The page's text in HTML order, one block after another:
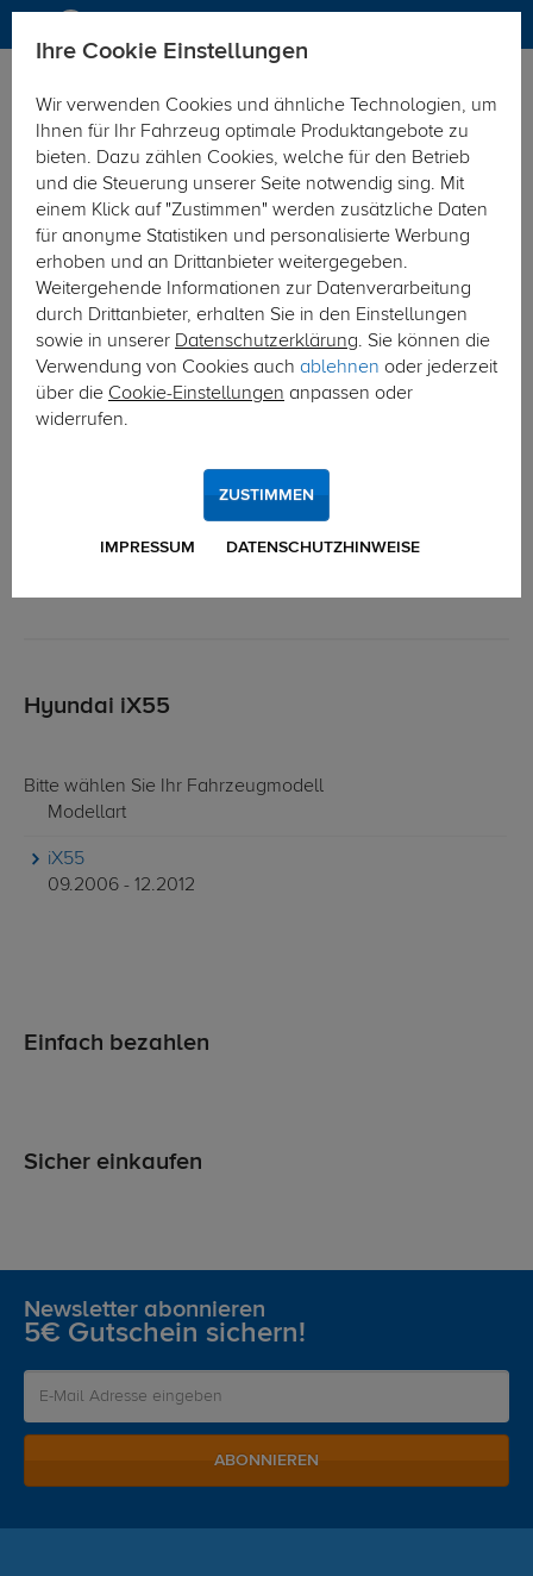
MODELÜBERSICHT
PKW-Kupplungskonfigurator
Umgebung und ermöglicht ein unbeschwertes
1
Hersteller
2
Modell
3
Anhängerkupplung und Elektrosatz für den
Hyundai iX55 finden.
Hyundai iX55
Bitte wählen Sie Ihr Fahrzeugmodell
Modellart
iX55
09.2006 - 12.2012
Einfach bezahlen
Sicher einkaufen
Newsletter abonnieren
5€ Gutschein sichern!
ABONNIEREN
Ihre Cookie Einstellungen
Wir verwenden Cookies und ähnliche Technologien, um
Ihnen für Ihr Fahrzeug optimale Produktangebote zu
bieten. Dazu zählen Cookies, welche für den Betrieb
und die Steuerung unserer Seite notwendig sing. Mit
einem Klick auf "Zustimmen" werden zusätzliche Daten
für anonyme Statistiken und personalisierte Werbung
erhoben und an Drittanbieter weitergegeben.
Weitergehende Informationen zur Datenverarbeitung
durch Drittanbieter, erhalten Sie in den Einstellungen
sowie in unserer Datenschutzerklärung. Sie können die
Verwendung von Cookies auch ablehnen oder jederzeit
über die Cookie-Einstellungen anpassen oder
widerrufen.
IMPRESSUM DATENSCHUTZHINWEISE
ZUSTIMMEN